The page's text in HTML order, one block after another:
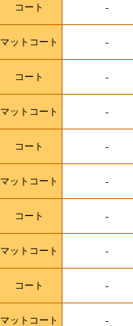
コート -
マットコート -
コート -
マットコート -
コート -
マットコート -
コート -
マットコート -
コート -
マットコート -